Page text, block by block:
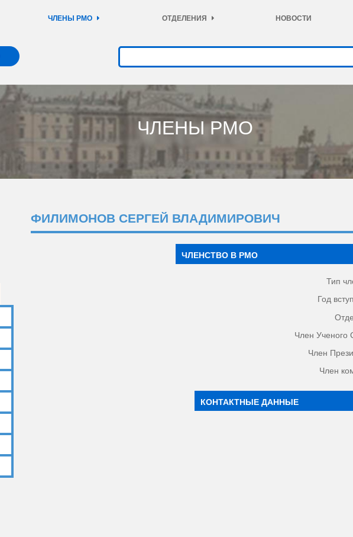
ЧЛЕНЫ РМО ОТДЕЛЕНИЯ НОВОСТИ
ЧЛЕНЫ РМО
ФИЛИМОНОВ СЕРГЕЙ ВЛАДИМИРОВИЧ
ЧЛЕНСТВО В РМО
Тип
Год
Член Ученого
Член
Член
КОНТАКТНЫЕ ДАННЫЕ